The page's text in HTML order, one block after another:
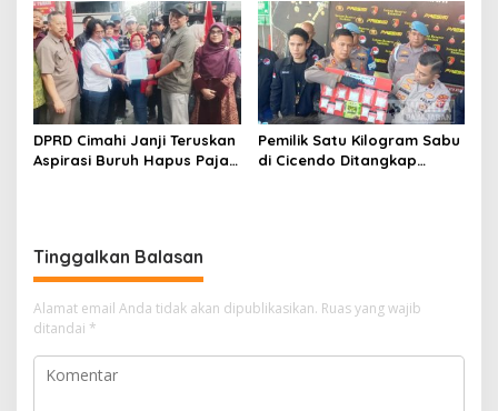
Siswa
DPRD Cimahi Janji Teruskan
Aspirasi Buruh Hapus Pajak
Pemilik Satu Kilogram Sabu
di Cicendo Ditangkap
Tinggalkan Balasan
Alamat email Anda tidak akan dipublikasikan. Ruas yang wajib
ditandai *